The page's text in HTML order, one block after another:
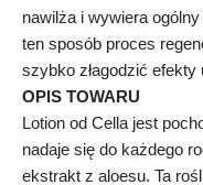
nawilża i wywiera
ten sposób proces
szybko złagodzić
OPIS TOWARU
Lotion od Cella jest
nadaje się do każdego
ekstrakt z aloesu. Ta